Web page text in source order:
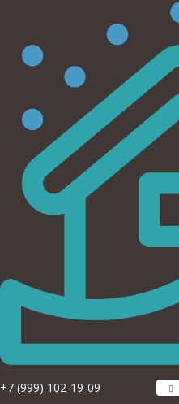
+7 (999) 102-19-09